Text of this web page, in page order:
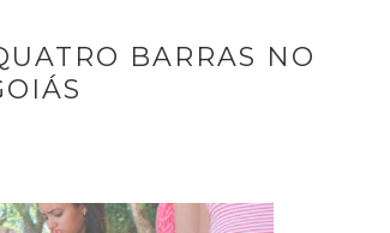
BARRAS NO